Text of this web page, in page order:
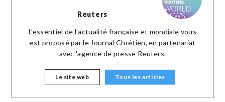
Reuters
L'essentiel de l'actualité française et mondiale vous
est proposé par le Journal Chrétien, en partenariat
avec 'agence de presse Reuters.
Le site web Tous les articles